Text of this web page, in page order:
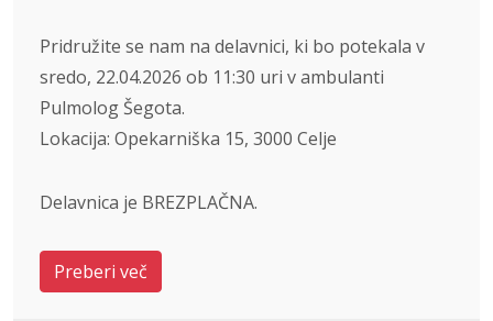
Pridružite se nam na delavnici, ki bo potekala v
sredo, 22.04.2026 ob 11:30 uri v ambulanti
Pulmolog Šegota.
Lokacija: Opekarniška 15, 3000 Celje
Delavnica je BREZPLAČNA.
Preberi več